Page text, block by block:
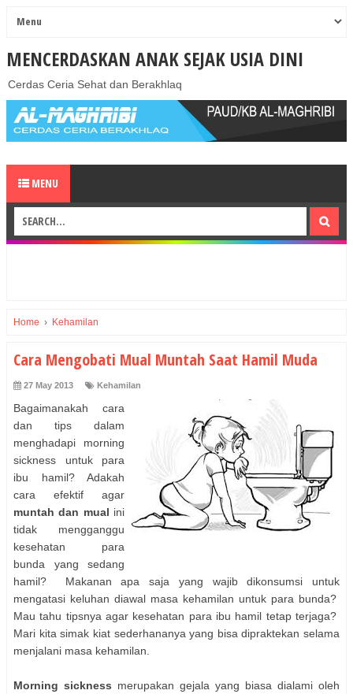
MENCERDASKAN ANAK SEJAK USIA DINI
Cerdas Ceria Sehat dan Berakhlaq
MENU
Home › Kehamilan
Cara Mengobati Mual Muntah Saat Hamil Muda
27 May 2013 Kehamilan
Bagaimanakah cara
dan tips dalam
menghadapi morning
sickness untuk para
ibu hamil? Adakah
cara efektif agar
muntah dan mual ini
tidak mengganggu
kesehatan para
bunda yang sedang
hamil? Makanan apa saja yang wajib dikonsumsi untuk
mengatasi keluhan diawal masa kehamilan untuk para bunda?
Mau tahu tipsnya agar kesehatan para ibu hamil tetap terjaga?
Mari kita simak kiat sederhananya yang bisa dipraktekan selama
menjalani masa kehamilan.
Morning sickness merupakan gejala yang biasa dialami oleh